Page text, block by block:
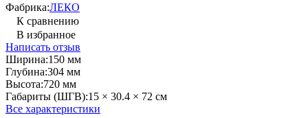
Фабрика:ЛЕКО
К сравнению
В избранное
Написать отзыв
Ширина:150 мм
Глубина:304 мм
Высота:720 мм
Габариты (ШГВ):15 × 30.4 × 72 см
Все характеристики